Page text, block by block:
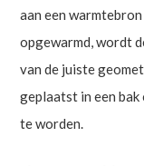
aan een
opgewarmd, wordt
van de juiste
geplaatst in een
te worden.